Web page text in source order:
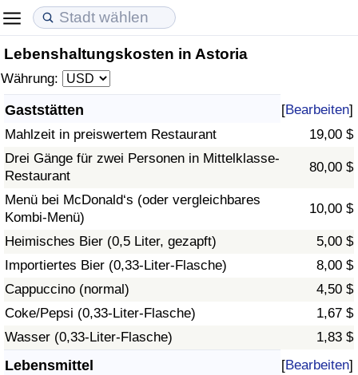
Lebenshaltungskosten in Astoria
Währung:
Gaststätten [Bearbeiten]
Mahlzeit in preiswertem Restaurant
19,00 $
Drei Gänge für zwei Personen in Mittelklasse-
Restaurant
80,00 $
Menü bei McDonald‘s (oder vergleichbares
Kombi-Menü)
10,00 $
Heimisches Bier (0,5 Liter, gezapft)
5,00 $
Importiertes Bier (0,33-Liter-Flasche)
8,00 $
Cappuccino (normal)
4,50 $
Coke/Pepsi (0,33-Liter-Flasche)
1,67 $
Wasser (0,33-Liter-Flasche)
1,83 $
Lebensmittel [Bearbeiten]
Lebenshaltungskosten
Lebenshaltungskosten-Index (aktuell)
Lebenshaltungskosten-Index
Lebenshaltungskosten-Index nach Land
in Akaba
Immobilienpreise
Immobilienpreis-Index (aktuell)
Immobilienpreis-Index
Immobilienpreis-Index nach Land
Lebensqualität
Lebensqualität-Index
Lebensqualität-Index (aktuell)
Lebensqualitätsindex nach Land
Kriminalität
Kriminalitäts-Index (aktuell)
Kriminalitäts-Index
Kriminalitätsindex nach Land